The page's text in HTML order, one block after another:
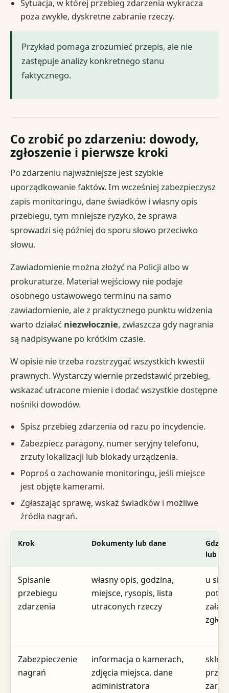
Sytuacja, w której przebieg zdarzenia wykracza
poza zwykłe, dyskretne zabranie rzeczy.
Przykład pomaga zrozumieć przepis, ale nie
zastępuje analizy konkretnego stanu
faktycznego.
Co zrobić po zdarzeniu: dowody,
zgłoszenie i pierwsze kroki
Po zdarzeniu najważniejsze jest szybkie
uporządkowanie faktów. Im wcześniej zabezpieczysz
zapis monitoringu, dane świadków i własny opis
przebiegu, tym mniejsze ryzyko, że sprawa
sprowadzi się później do sporu słowo przeciwko
słowu.
Zawiadomienie można złożyć na Policji albo w
prokuraturze. Materiał wejściowy nie podaje
osobnego ustawowego terminu na samo
zawiadomienie, ale z praktycznego punktu widzenia
warto działać niezwłocznie, zwłaszcza gdy nagrania
są nadpisywane po krótkim czasie.
W opisie nie trzeba rozstrzygać wszystkich kwestii
prawnych. Wystarczy wiernie przedstawić przebieg,
wskazać utracone mienie i dodać wszystkie dostępne
nośniki dowodów.
Spisz przebieg zdarzenia od razu po incydencie.
Zabezpiecz paragony, numer seryjny telefonu,
zrzuty lokalizacji lub blokady urządzenia.
Poproś o zachowanie monitoringu, jeśli miejsce
jest objęte kamerami.
Zgłaszając sprawę, wskaż świadków i możliwe
źródła nagrań.
Krok Dokumenty lub dane
Gdzie
lub
Spisanie
przebiegu
zdarzenia
własny opis, godzina,
miejsce, rysopis, lista
utraconych rzeczy
u
Zabezpieczenie
nagrań
informacja o kamerach,
zdjęcia miejsca, dane
administratora
sklep,